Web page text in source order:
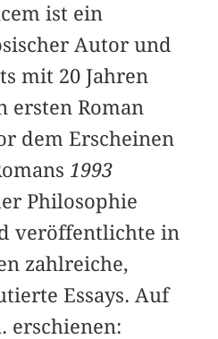
ist ein
Autor und
mit 20 Jahren
ersten Roman
dem Erscheinen
1993
Philosophie
veröffentlichte in
zahlreiche,
Essays. Auf
erschienen: